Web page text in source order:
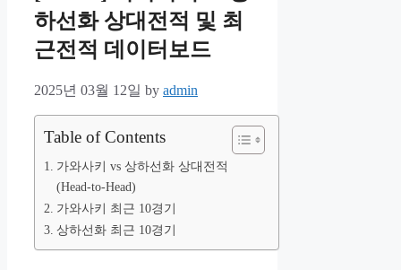
하선화 상대전적 및 최
근전적 데이터보드
2025년 03월 12일 by admin
Table of Contents
가와사키 vs 상하선화 상대전적
(Head-to-Head)
가와사키 최근 10경기
상하선화 최근 10경기